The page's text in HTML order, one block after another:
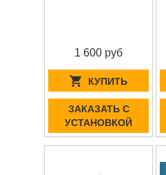
1 600 руб
КУПИТЬ
ЗАКАЗАТЬ С
УСТАНОВКОЙ